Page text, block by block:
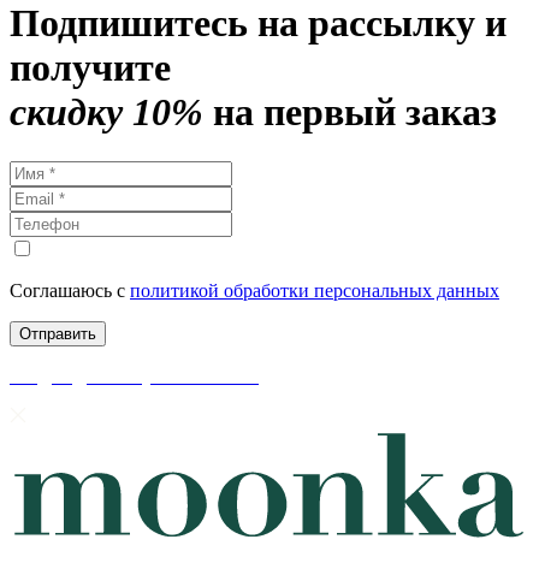
Подпишитесь на рассылку и
получите
скидку 10% на первый заказ
Соглашаюсь с политикой обработки персональных данных